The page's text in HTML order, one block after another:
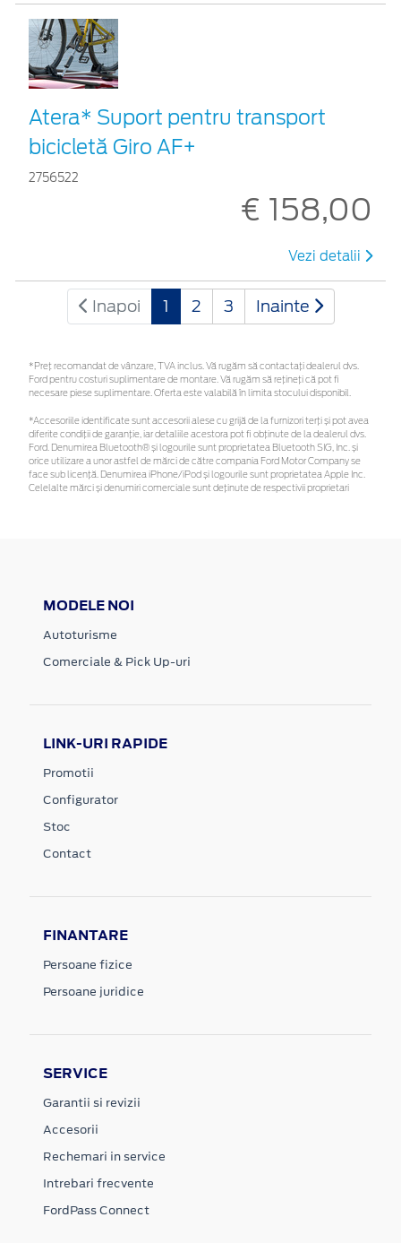
Atera* Suport pentru transport
bicicletă Giro AF+
2756522
€ 158,00
Vezi detalii
Inapoi 1 2 3 Inainte
*Preţ recomandat de vânzare, TVA inclus. Vă rugăm să contactaţi dealerul dvs.
Ford pentru costuri suplimentare de montare. Vă rugăm să rețineți că pot fi
necesare piese suplimentare. Oferta este valabilă în limita stocului disponibil.
*Accesoriile identificate sunt accesorii alese cu grijă de la furnizori terți și pot avea
diferite condiții de garanție, iar detaliile acestora pot fi obținute de la dealerul dvs.
Ford. Denumirea Bluetooth® și logourile sunt proprietatea Bluetooth SIG, Inc. și
orice utilizare a unor astfel de mărci de către compania Ford Motor Company se
face sub licență. Denumirea iPhone/iPod și logourile sunt proprietatea Apple Inc.
Celelalte mărci și denumiri comerciale sunt deținute de respectivii proprietari
MODELE NOI
Autoturisme
Comerciale & Pick Up-uri
LINK-URI RAPIDE
Promotii
Configurator
Stoc
Contact
FINANTARE
Persoane fizice
Persoane juridice
SERVICE
Garantii si revizii
Accesorii
Rechemari in service
Intrebari frecvente
FordPass Connect